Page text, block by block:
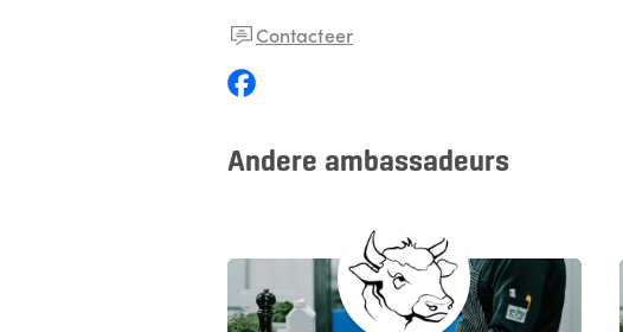
Contacteer
Andere ambassadeurs